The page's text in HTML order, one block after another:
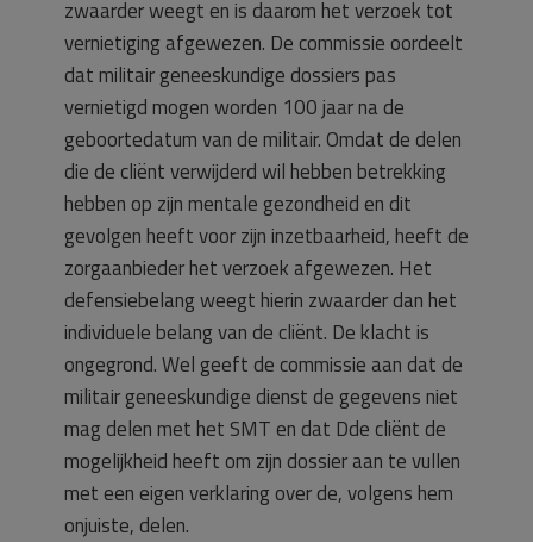
zwaarder weegt en is daarom het verzoek tot
vernietiging afgewezen. De commissie oordeelt
dat militair geneeskundige dossiers pas
vernietigd mogen worden 100 jaar na de
geboortedatum van de militair. Omdat de delen
die de cliënt verwijderd wil hebben betrekking
hebben op zijn mentale gezondheid en dit
gevolgen heeft voor zijn inzetbaarheid, heeft de
zorgaanbieder het verzoek afgewezen. Het
defensiebelang weegt hierin zwaarder dan het
individuele belang van de cliënt. De klacht is
ongegrond. Wel geeft de commissie aan dat de
militair geneeskundige dienst de gegevens niet
mag delen met het SMT en dat Dde cliënt de
mogelijkheid heeft om zijn dossier aan te vullen
met een eigen verklaring over de, volgens hem
onjuiste, delen.